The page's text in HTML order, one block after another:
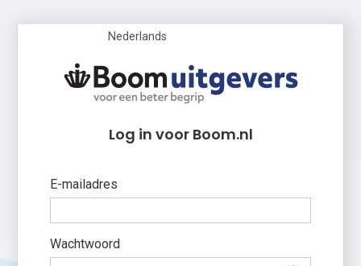
Nederlands
Log in voor Boom.nl
E-mailadres
Wachtwoord